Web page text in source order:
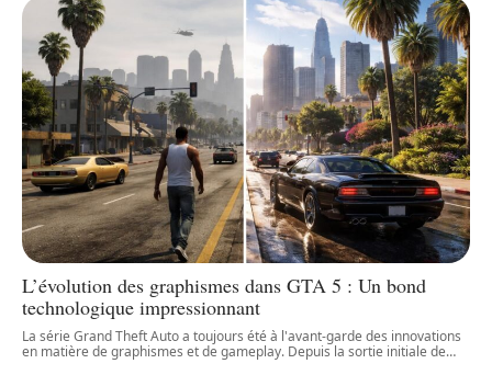
L’évolution des graphismes dans GTA 5 : Un bond
technologique impressionnant
La série Grand Theft Auto a toujours été à l'avant-garde des innovations
en matière de graphismes et de gameplay. Depuis la sortie initiale de…